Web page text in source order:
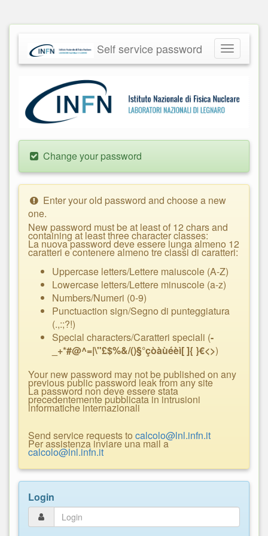
Toggle
Self service password
Change your password
Enter your old password and choose a new
one.
New password must be at least of 12 chars and
containing at least three character classes:
La nuova password deve essere lunga almeno 12
caratteri e contenere almeno tre classi di caratteri:
Uppercase letters/Lettere maiuscole (A-Z)
Lowercase letters/Lettere minuscole (a-z)
Numbers/Numeri (0-9)
Punctuaction sign/Segno di punteggiatura
(.,:;?!)
Special characters/Caratteri speciali (-
_+*#@^=|\"£$%&/()§°çòàùéèì[ ]{ }€<>)
Your new password may not be published on any
previous public password leak from any site
La password non deve essere stata
precedentemente pubblicata in intrusioni
informatiche internazionali
Send service requests to calcolo@lnl.infn.it
Per assistenza inviare una mail a
calcolo@lnl.infn.it
Login